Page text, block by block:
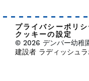
プライバシーポリシ
クッキーの設定
© 2026 デンバー幼稚
建設者 ラディッシュラ